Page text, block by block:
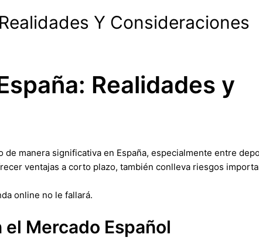
Y Consideraciones
Realidades y
manera significativa en España, especialmente entre
ventajas a corto plazo, también conlleva riesgos
online no le fallará.
Mercado Español